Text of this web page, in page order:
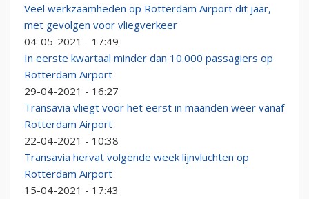
Veel werkzaamheden op Rotterdam Airport dit jaar,
met gevolgen voor vliegverkeer
04-05-2021 - 17:49
In eerste kwartaal minder dan 10.000 passagiers op
Rotterdam Airport
29-04-2021 - 16:27
Transavia vliegt voor het eerst in maanden weer vanaf
Rotterdam Airport
22-04-2021 - 10:38
Transavia hervat volgende week lijnvluchten op
Rotterdam Airport
15-04-2021 - 17:43